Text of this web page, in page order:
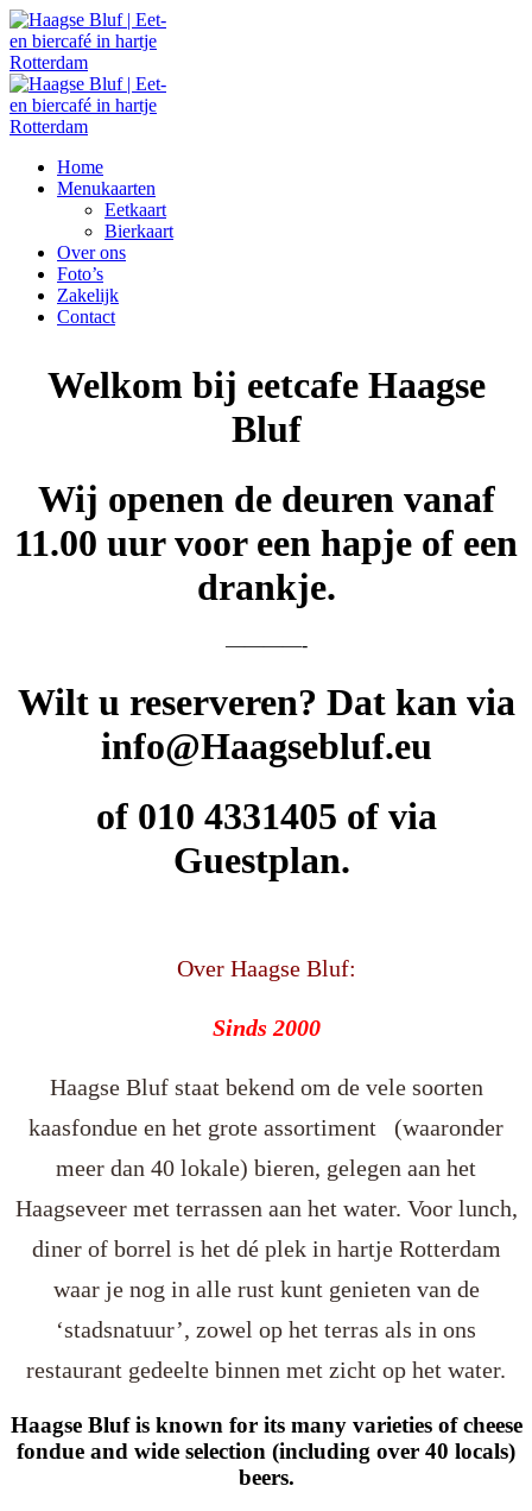
Home
Menukaarten
Eetkaart
Bierkaart
Over ons
Foto’s
Zakelijk
Contact
Welkom bij eetcafe Haagse
Bluf
Wij openen de deuren vanaf
11.00 uur voor een hapje of een
drankje.
————-
Wilt u reserveren? Dat kan via
info@Haagsebluf.eu
of 010 4331405 of via
Guestplan.
Over Haagse Bluf:
Sinds 2000
Haagse Bluf staat bekend om de vele soorten
kaasfondue en het grote assortiment (waaronder
meer dan 40 lokale) bieren, gelegen aan het
Haagseveer met terrassen aan het water. Voor lunch,
diner of borrel is het dé plek in hartje Rotterdam
waar je nog in alle rust kunt genieten van de
‘stadsnatuur’, zowel op het terras als in ons
restaurant gedeelte binnen met zicht op het water.
Haagse Bluf is known for its many varieties of cheese
fondue and wide selection (including over 40 locals)
beers.